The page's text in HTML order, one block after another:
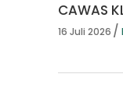
CAWAS
16 Juli 2026